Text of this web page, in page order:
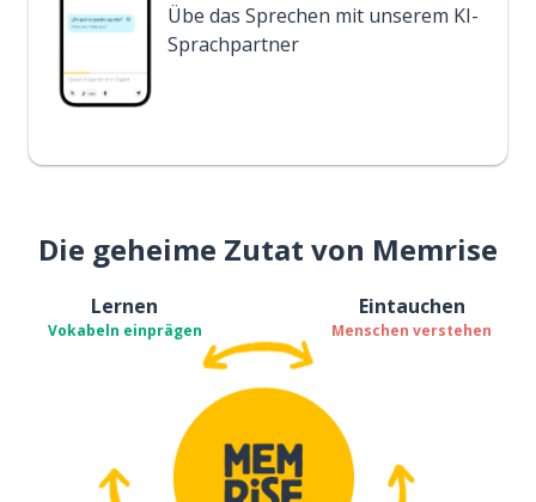
Übe das Sprechen mit unserem KI-
Sprachpartner
Die geheime Zutat von Memrise
Lernen
Vokabeln einprägen
Eintauchen
Menschen verstehen